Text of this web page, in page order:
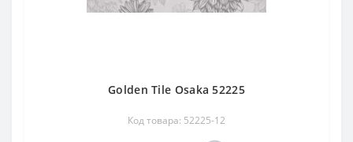
Golden Tile Osaka 52225
Код товара: 52225-12